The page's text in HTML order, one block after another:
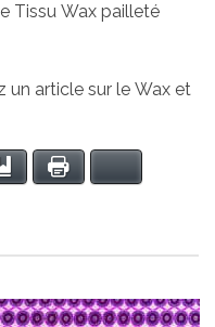
Tissu Wax pailleté
un article sur le Wax et
Bookmark